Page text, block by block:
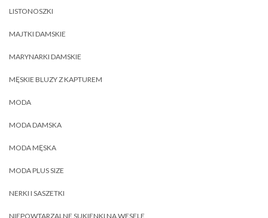
LISTONOSZKI
MAJTKI DAMSKIE
MARYNARKI DAMSKIE
MĘSKIE BLUZY Z KAPTUREM
MODA
MODA DAMSKA
MODA MĘSKA
MODA PLUS SIZE
NERKI I SASZETKI
NIEPOWTARZALNE SUKIENKI NA WESELE